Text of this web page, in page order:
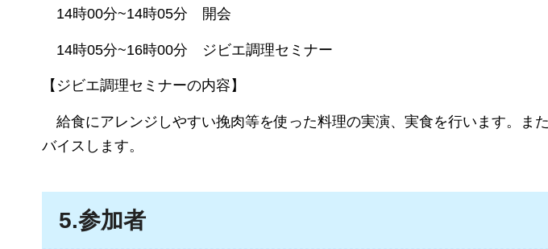
14時00分~14時05分 開会
14時05分~16時00分 ジビエ調理セミナー
【ジビエ調理セミナーの内容】
給食にアレンジしやすい挽肉等を使った料理の実演、実食を行います。
バイスします。
5.参加者